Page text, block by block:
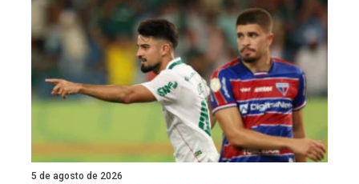
5 de agosto de 2026